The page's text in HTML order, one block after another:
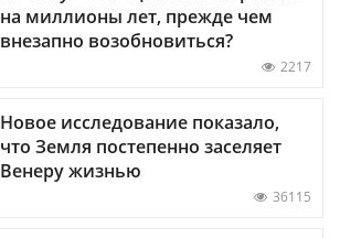
на миллионы лет, прежде чем
внезапно возобновиться?
2217
Новое исследование показало,
что Земля постепенно заселяет
Венеру жизнью
36115